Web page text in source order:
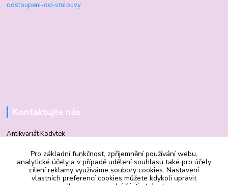
odstoupeni-od-smlouvy
Kontaktujte nás
Antikvariát Kodytek
Mgr. Vilma Kodytková
+420 602 506 510
Pro základní funkčnost, zpříjemnění používání webu,
analytické účely a v případě udělení souhlasu také pro účely
cílení reklamy využíváme soubory cookies. Nastavení
vlastních preferencí cookies můžete kdykoli upravit